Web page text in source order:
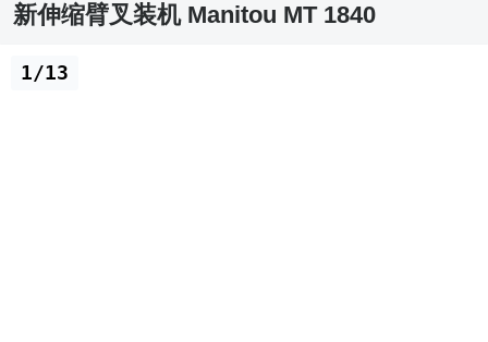
新伸缩臂叉装机 Manitou MT 1840
1/13